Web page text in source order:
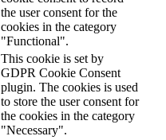
the user consent for the
cookies in the category
"Functional".
This cookie is set by
GDPR Cookie Consent
plugin. The cookies is used
to store the user consent for
the cookies in the category
"Necessary".